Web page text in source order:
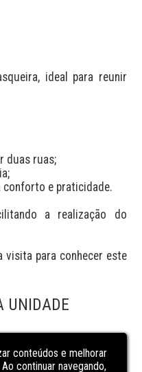
ideal para reunir
duas ruas;
conforto e praticidade.
a realização do
visita para conhecer este
UNIDADE
conteúdos e melhorar
continuar navegando,